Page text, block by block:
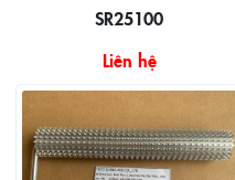
SR25100
Liên hệ